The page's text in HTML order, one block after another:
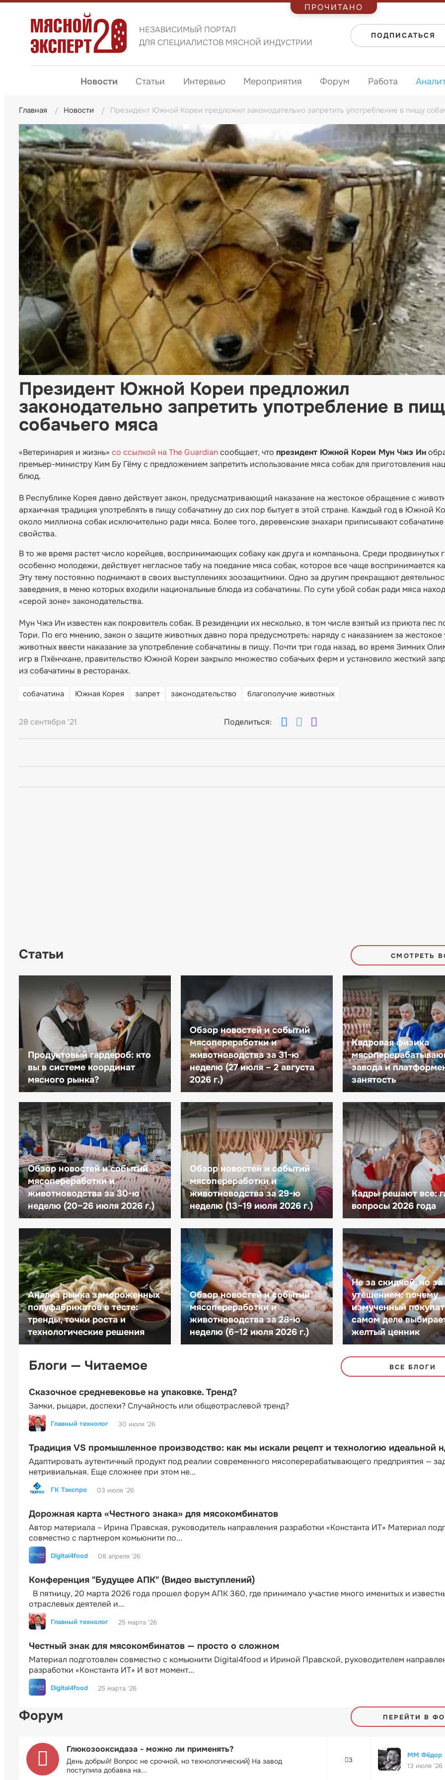
НЕЗАВИСИМЫЙ ПОРТАЛ
ДЛЯ СПЕЦИАЛИСТОВ МЯСНОЙ ИНДУСТРИИ
ПОДПИСАТЬСЯ
Новости Статьи Интервью Мероприятия Форум Работа
Главная Новости Президент Южной Кореи предложил законодательно запретить употребление в пищу
Президент Южной Кореи предложил
законодательно запретить употребление в
собачьего мяса
«Ветеринария и жизнь» со ссылкой на The Guardianсообщает, что президент Южной Кореи Мун Чжэ Ин
премьер-министру Ким Бу Гёму с предложением запретить использование мяса собак для приготовления
блюд.
В Республике Корея давно действует закон, предусматривающий наказание на жестокое обращение с
архаичная традиция употреблять в пищу собачатину до сих пор бытует в этой стране. Каждый год в Южной
около миллиона собак исключительно ради мяса. Более того, деревенские знахари приписывают
свойства.
В то же время растет число корейцев, воспринимающих собаку как друга и компаньона. Среди продвинутых
особенно молодежи, действует негласное табу на поедание мяса собак, которое все чаще воспринимается
Эту тему постоянно поднимают в своих выступлениях зоозащитники. Одно за другим прекращают
заведения, в меню которых входили национальные блюда из собачатины. По сути убой собак ради мяса
«серой зоне» законодательства.
Мун Чжэ Ин известен как покровитель собак. В резиденции их несколько, в том числе взятый из приюта пес
Тори. По его мнению, закон о защите животных давно пора предусмотреть: наряду с наказанием за жестокое
животных ввести наказание за употребление собачатины в пищу. Почти три года назад, во время Зимних
игр в Пхёнчхане, правительство Южной Кореи закрыло множество собачьих ферм и установило жесткий
из собачатины в ресторанах.
собачатина Южная Корея запрет законодательство благополучие животных
28 сентября '21 Поделиться:
Статьи СМОТРЕТЬ
Продуктовый гардероб: кто
вы в системе координат
мясного рынка?
Обзор новостей и событий
мясопереработки и
животноводства за 31-ю
неделю (27 июля – 2 августа
2026 г.)
Кадровая физика
завода и
занятость
Обзор новостей и событий
мясопереработки и
животноводства за 30-ю
неделю (20–26 июля 2026 г.)
Обзор новостей и событий
мясопереработки и
животноводства за 29-ю
неделю (13–19 июля 2026 г.)
Кадры решают все:
вопросы 2026 года
Анализ рынка замороженных
полуфабрикатов в тесте:
тренды, точки роста и
технологические решения
Обзор новостей и событий
мясопереработки и
животноводства за 28-ю
неделю (6–12 июля 2026 г.)
Не за скидкой, но за
утешением: почему
измученный
самом деле
желтый ценник
Блоги — Читаемое ВСЕ БЛОГИ
Сказочное средневековье на упаковке. Тренд?
Замки, рыцари, доспехи? Случайность или общеотраслевой тренд?
Главный технолог 30 июля '26
Традиция VS промышленное производство: как мы искали рецепт и технологию идеальной
Адаптировать аутентичный продукт под реалии современного мясоперерабатывающего предприятия —
нетривиальная. Еще сложнее при этом не...
ГК Тэкспро 03 июля '26
Дорожная карта «Честного знака» для мясокомбинатов
Автор материала – Ирина Правская, руководитель направления разработки «Константа ИТ» Материал
совместно с партнером комьюнити по...
Digital4food 08 апреля '26
Конференция "Будущее АПК" (Видео выступлений)
В пятницу, 20 марта 2026 года прошел форум АПК 360, где принимало участие много именитых и
отраслевых деятелей и...
Главный технолог 25 марта '26
Честный знак для мясокомбинатов — просто о сложном
Материал подготовлен совместно с комьюнити Digital4food и Ириной Правской, руководителем
разработки «Константа ИТ» И вот момент...
Digital4food 25 марта '26
Форум ПЕРЕЙТИ В
Глюкозооксидаза - можно ли применять?
День добрый! Вопрос не срочной, но технологический) На завод
поступила добавка на...
3
ММ Фёдор
13 июля '26
ПРОЧИТАНО